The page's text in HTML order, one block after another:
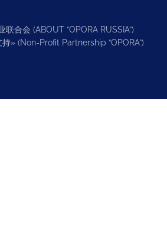
联合会 (ABOUT “OPORA RUSSIA”)
» (Non-Profit Partnership “OPORA”)